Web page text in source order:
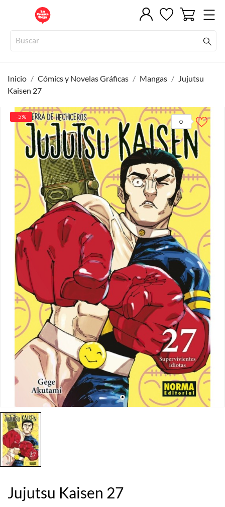
Inicio Cómics y Novelas Gráficas Mangas
Jujutsu
Kaisen 27
0
-5%
Jujutsu Kaisen 27